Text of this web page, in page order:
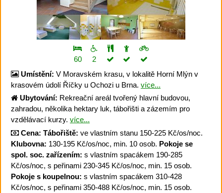
60
2
Umístění: V Moravském krasu, v lokalitě Horní Mlýn v
krasovém údolí Říčky u Ochozi u Brna. více...
Ubytování: Rekreační areál tvořený hlavní budovou,
zahradou, několika hektary luk, tábořišti a zázemím pro
vzdělávací kurzy. více...
Cena: Tábořiště: ve vlastním stanu 150-225 Kč/os/noc.
Klubovna: 130-195 Kč/os/noc, min. 10 osob. Pokoje se
spol. soc. zařízením: s vlastním spacákem 190-285
Kč/os/noc, s peřinami 230-345 Kč/os/noc, min. 15 osob.
Pokoje s koupelnou: s vlastním spacákem 310-428
Kč/os/noc, s peřinami 350-488 Kč/os/noc, min. 15 osob.